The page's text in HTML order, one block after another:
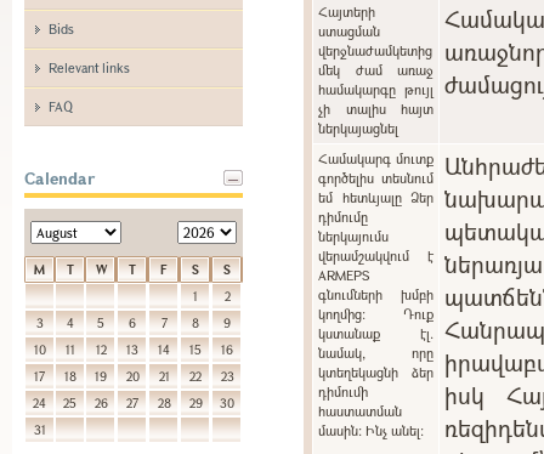
Bids
Relevant links
FAQ
Calendar
M T W T F S
S
1
2
3
4 5 6 7 8
9
10
11 12 13 14 15
16
17
18 19 20 21 22
23
24
25 26 27 28 29
30
31
Հայտերի
ստացման
վերջնաժամկետից
մեկ ժամ առաջ
համակարգը թույլ
չի տալիս հայտ
ներկայացնել
Համակարգ մուտք
գործելիս տեսնում
եմ հետևյալը Ձեր
դիմումը
ներկայումս
վերամշակվում է
ARMEPS
գնումների խմբի
կողմից: Դուք
կստանաք էլ.
նամակ, որը
կտեղեկացնի ձեր
դիմումի
հաստատման
մասին: Ինչ անել:
իսկ